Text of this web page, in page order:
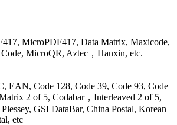
MicroPDF417, Data Matrix, Maxicode,
MicroQR, Aztec，Hanxin, etc.
EAN, Code 128, Code 39, Code 93, Code
2 of 5, Codabar，Interleaved 2 of 5,
GSI DataBar, China Postal, Korean
etc